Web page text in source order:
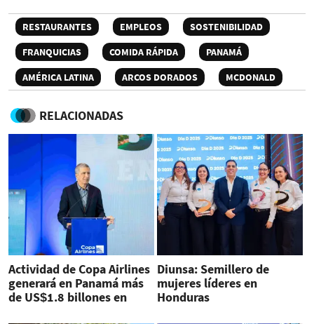
RESTAURANTES EMPLEOS
SOSTENIBILIDAD
FRANQUICIAS
COMIDA RÁPIDA
PANAMÁ
AMÉRICA LATINA
ARCOS DORADOS MCDONALD
RELACIONADAS
Actividad de Copa Airlines
generará en Panamá más
de US$1.8 billones en
Diunsa: Semillero de
mujeres líderes en
Honduras